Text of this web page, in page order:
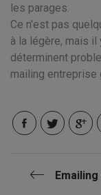
les parages.
Ce n'est pas
à la légère, mais
déterminent
mailing entreprise
Emailing